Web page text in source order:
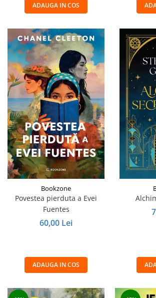
ADAUGA IN COS
Bookzone
Povestea pierduta a Evei
Fuentes
60,00 Lei
ADAUGA IN COS